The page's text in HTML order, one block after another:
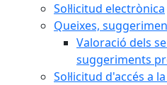
Sol·licitud electrònica
Queixes,
Valoració dels
suggeriments
Sol·licitud d'accés a